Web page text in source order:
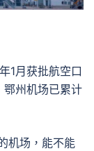
1月获批航空口
鄂州机场已累计
机场，能不能